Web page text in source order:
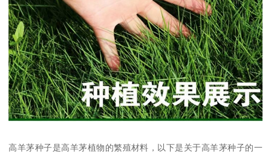
高羊茅种子是高羊茅植物的繁殖材料，以下是关于高羊茅种子的一